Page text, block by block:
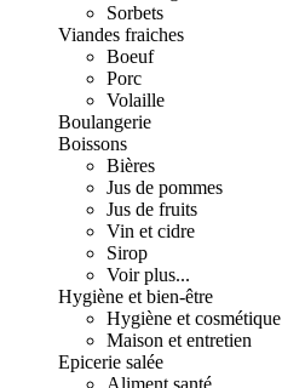
Sorbets
Viandes fraiches
Boeuf
Porc
Volaille
Boulangerie
Boissons
Bières
Jus de pommes
Jus de fruits
Vin et cidre
Sirop
Voir plus...
Hygiène et bien-être
Hygiène et cosmétique
Maison et entretien
Epicerie salée
Aliment santé